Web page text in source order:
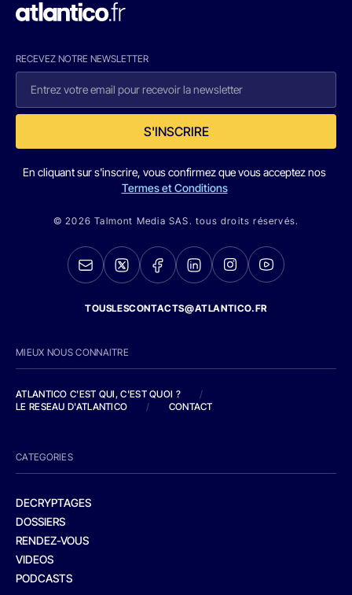
RECEVEZ NOTRE NEWSLETTER
S'INSCRIRE
En cliquant sur s'inscrire, vous confirmez que vous acceptez nos
Termes et Conditions
© 2026 Talmont Media SAS. tous droits réservés.
TOUSLESCONTACTS@ATLANTICO.FR
MIEUX NOUS CONNAITRE
ATLANTICO C'EST QUI, C'EST QUOI ?
/
LE RESEAU D'ATLANTICO
/ CONTACT
CATEGORIES
DECRYPTAGES
DOSSIERS
RENDEZ-VOUS
VIDEOS
PODCASTS